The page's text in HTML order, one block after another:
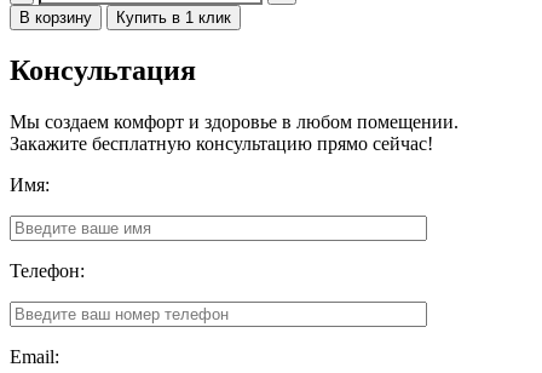
В корзину Купить в 1 клик
Консультация
Мы создаем комфорт и здоровье в любом помещении.
Закажите бесплатную консультацию прямо сейчас!
Имя:
Телефон:
Email: